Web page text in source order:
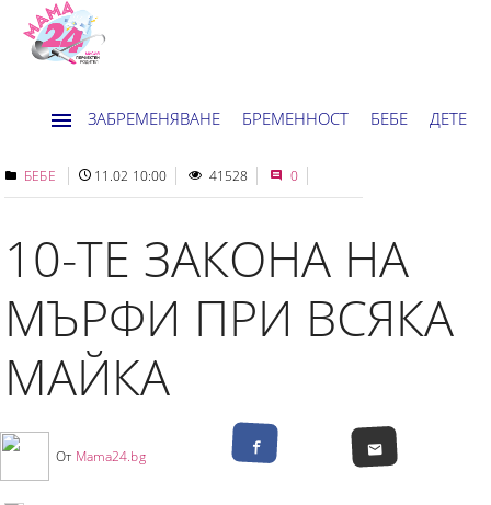
ЗАБРЕМЕНЯВАНЕ БРЕМЕННОСТ БЕБЕ ДЕТЕ
ДОМ НОВИНИ ХОРОСКОП
БЕБЕ 11.02 10:00 41528 0
10-ТЕ ЗАКОНА НА
МЪРФИ ПРИ ВСЯКА
МАЙКА
От Mama24.bg